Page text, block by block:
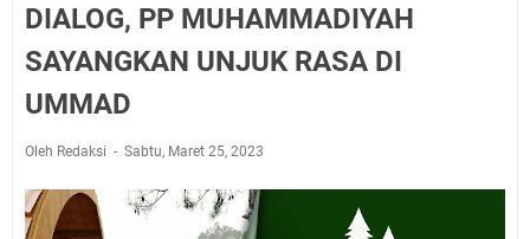
DIALOG, PP MUHAMMADIYAH
SAYANGKAN UNJUK RASA DI
UMMAD
Oleh Redaksi Sabtu, Maret 25, 2023